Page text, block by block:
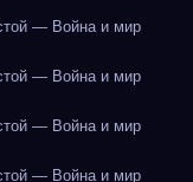
— Война и мир
— Война и мир
— Война и мир
— Война и мир